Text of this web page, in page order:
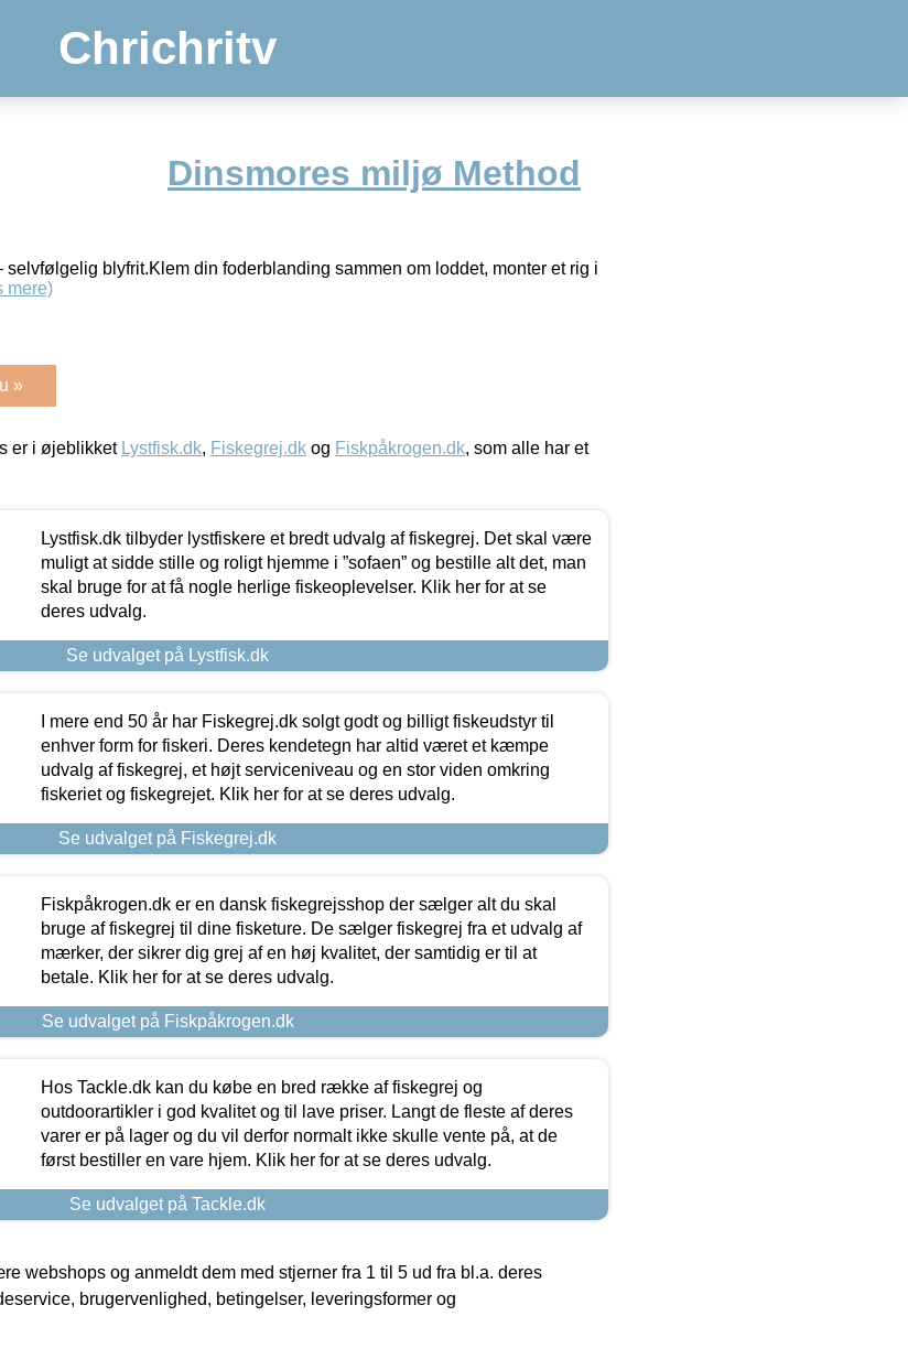
Chrichritv
Dinsmores miljø Method
blyfrit.Klem din foderblanding sammen om loddet, monter et rig i
mere)
»
er i øjeblikket Lystfisk.dk, Fiskegrej.dk og Fiskpåkrogen.dk, som alle har et
Lystfisk.dk tilbyder lystfiskere et bredt udvalg af fiskegrej. Det skal være
muligt at sidde stille og roligt hjemme i ”sofaen” og bestille alt det, man
skal bruge for at få nogle herlige fiskeoplevelser. Klik her for at se
deres udvalg.
Se udvalget på Lystfisk.dk
I mere end 50 år har Fiskegrej.dk solgt godt og billigt fiskeudstyr til
enhver form for fiskeri. Deres kendetegn har altid været et kæmpe
udvalg af fiskegrej, et højt serviceniveau og en stor viden omkring
fiskeriet og fiskegrejet. Klik her for at se deres udvalg.
Se udvalget på Fiskegrej.dk
Fiskpåkrogen.dk er en dansk fiskegrejsshop der sælger alt du skal
bruge af fiskegrej til dine fisketure. De sælger fiskegrej fra et udvalg af
mærker, der sikrer dig grej af en høj kvalitet, der samtidig er til at
betale. Klik her for at se deres udvalg.
Se udvalget på Fiskpåkrogen.dk
Hos Tackle.dk kan du købe en bred række af fiskegrej og
outdoorartikler i god kvalitet og til lave priser. Langt de fleste af deres
varer er på lager og du vil derfor normalt ikke skulle vente på, at de
først bestiller en vare hjem. Klik her for at se deres udvalg.
Se udvalget på Tackle.dk
webshops og anmeldt dem med stjerner fra 1 til 5 ud fra bl.a. deres
brugervenlighed, betingelser, leveringsformer og